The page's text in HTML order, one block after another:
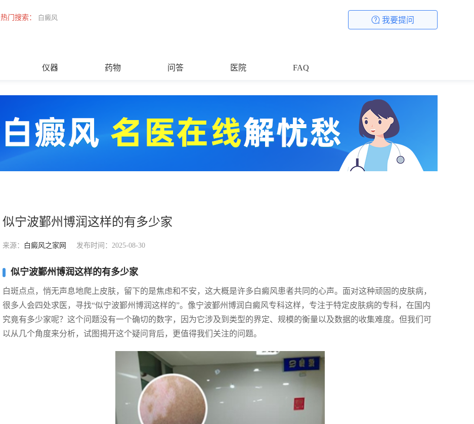
热门搜索： 白癜风 我要提问
仪器 药物 问答 医院 FAQ
似宁波鄞州博润这样的有多少家
来源： 白癜风之家网 发布时间：2025-08-30
似宁波鄞州博润这样的有多少家
白斑点点，悄无声息地爬上皮肤，留下的是焦虑和不安，这大概是许多白癜风患者共同的心声。面对这种顽固的皮肤病，
很多人会四处求医，寻找“似宁波鄞州博润这样的”。像宁波鄞州博润白癜风专科这样，专注于特定皮肤病的专科，在国内
究竟有多少家呢？这个问题没有一个确切的数字，因为它涉及到类型的界定、规模的衡量以及数据的收集难度。但我们可
以从几个角度来分析，试图揭开这个疑问背后，更值得我们关注的问题。